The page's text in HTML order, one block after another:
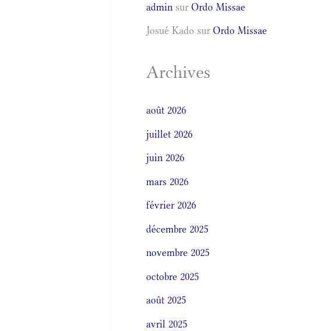
admin surOrdo Missae
Josué Kado surOrdo Missae
Archives
août 2026
juillet 2026
juin 2026
mars 2026
février 2026
décembre 2025
novembre 2025
octobre 2025
août 2025
avril 2025